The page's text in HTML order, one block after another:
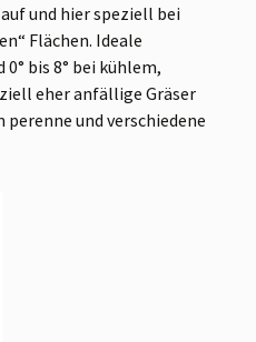
und hier speziell bei
Flächen. Ideale
bis 8° bei kühlem,
eher anfällige Gräser
perenne und verschiedene